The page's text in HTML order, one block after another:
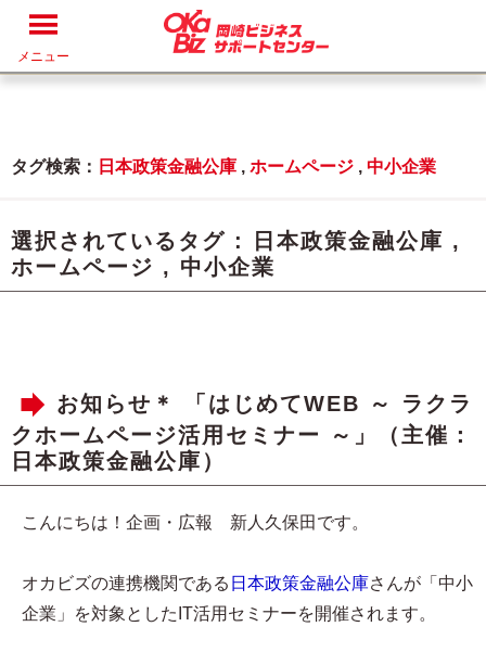
メニュー
タグ検索： 日本政策金融公庫 , ホームページ , 中小企業
選択されているタグ : 日本政策金融公庫 ,
ホームページ , 中小企業
お知らせ＊ 「はじめてWEB ～ ラクラ
クホームページ活用セミナー ～」（主催：
日本政策金融公庫）
こんにちは！企画・広報 新人久保田です。
オカビズの連携機関である 日本政策金融公庫さんが「中小
企業」を対象としたIT活用セミナーを開催されます。